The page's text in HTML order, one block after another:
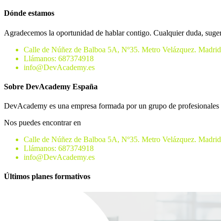
Dónde estamos
Agradecemos la oportunidad de hablar contigo. Cualquier duda,
Calle de Núñez de Balboa 5A, Nº35. Metro Velázquez. Madrid
Llámanos: 687374918
info@DevAcademy.es
Sobre DevAcademy España
DevAcademy es una empresa formada por un grupo de
Nos puedes encontrar en
Calle de Núñez de Balboa 5A, Nº35. Metro Velázquez. Madrid
Llámanos: 687374918
info@DevAcademy.es
Últimos planes formativos